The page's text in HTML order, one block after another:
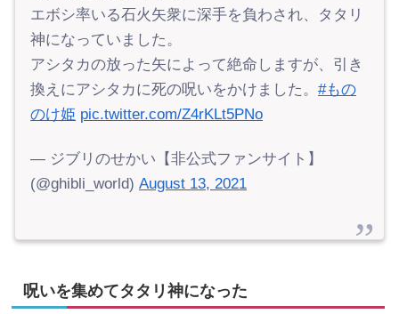
エボシ率いる石火矢衆に深手を負わされ、タタリ
神になっていました。
アシタカの放った矢によって絶命しますが、引き
換えにアシタカに死の呪いをかけました。 #もの
のけ姫 pic.twitter.com/Z4rKLt5PNo
— ジブリのせかい【非公式ファンサイト】
(@ghibli_world) August 13, 2021
呪いを集めてタタリ神になった